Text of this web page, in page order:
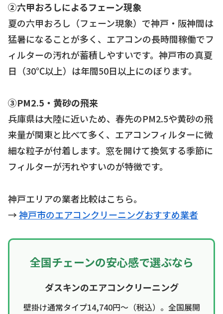
②六甲おろしによるフェーン現象
夏の六甲おろし（フェーン現象）で神戸・阪神間は
猛暑になることが多く、エアコンの長時間稼働でフ
ィルターの汚れが蓄積しやすいです。神戸市の真夏
日（30℃以上）は年間50日以上にのぼります。
③PM2.5・黄砂の飛来
兵庫県は大陸に近いため、春先のPM2.5や黄砂の飛
来量が関東と比べて多く、エアコンフィルターに微
細な粒子が付着します。窓を開けて換気する季節に
フィルターが汚れやすいのが特徴です。
神戸エリアの業者比較はこちら。
→神戸市のエアコンクリーニングおすすめ業者
全国チェーンの安心感で選ぶなら
ダスキンのエアコンクリーニング
壁掛け通常タイプ14,740円〜（税込）。全国展開